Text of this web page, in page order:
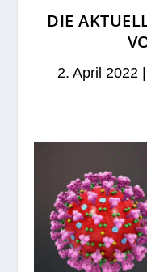
DIE
2. April 2022